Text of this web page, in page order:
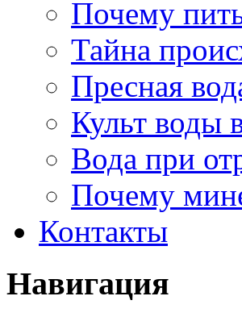
Почему
Тайна
Пресная
Культ воды
Вода при
Почему
Контакты
Навигация